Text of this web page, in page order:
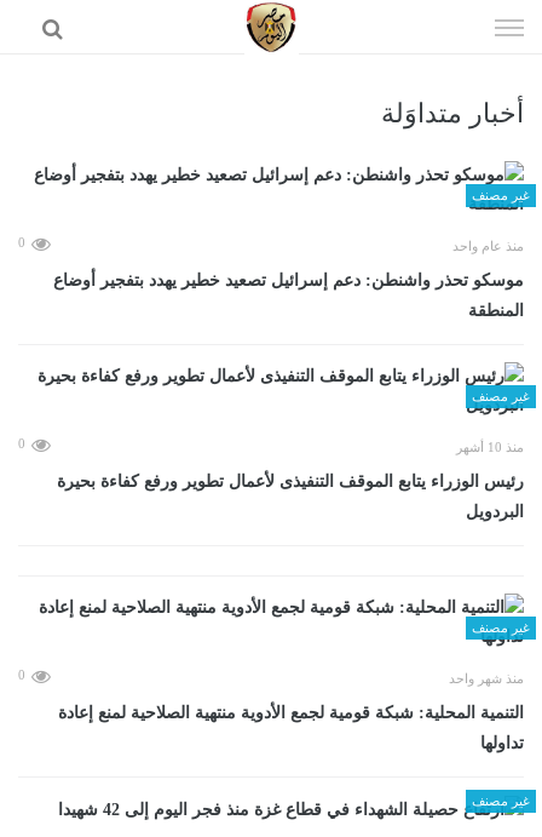
الى
أخبار متداوَلة
غير مصنف
منذ عام واحد 0
موسكو تحذر واشنطن: دعم إسرائيل تصعيد خطير يهدد بتفجير أوضاع
المنطقة
غير مصنف
منذ 10 أشهر 0
رئيس الوزراء يتابع الموقف التنفيذى لأعمال تطوير ورفع كفاءة بحيرة
البردويل
غير مصنف
منذ شهر واحد 0
التنمية المحلية: شبكة قومية لجمع الأدوية منتهية الصلاحية لمنع إعادة
تداولها
غير مصنف